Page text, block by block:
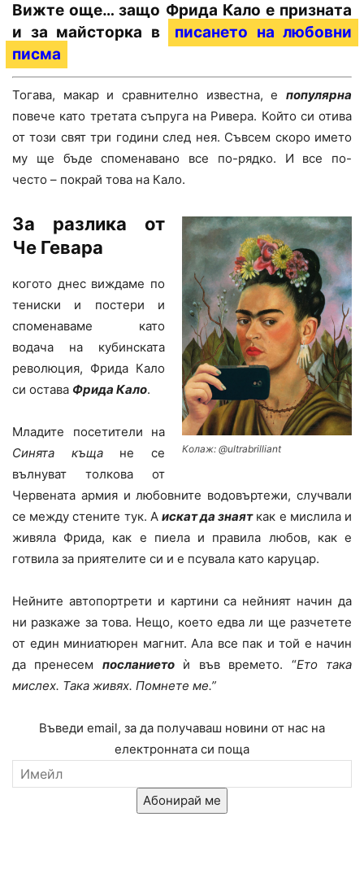
Вижте още… защо Фрида Кало е призната
и за майсторка в
писането на любовни
писма
Тогава, макар и сравнително известна, е популярна
повече като третата съпруга на Ривера. Който си отива
от този свят три години след нея. Съвсем скоро името
му ще бъде споменавано все по-рядко. И все по-
често – покрай това на Кало.
Колаж: @ultrabrilliant
За разлика от
Че Гевара
когото днес виждаме по
тениски и постери и
споменаваме като
водача на кубинската
революция, Фрида Кало
си остава Фрида Кало.
Младите посетители на
Синята къщане се
вълнуват толкова от
Червената армия и любовните водовъртежи, случвали
се между стените тук. А искат да знаяткак е мислила и
живяла Фрида, как е пиела и правила любов, как е
готвила за приятелите си и е псувала като каруцар.
Нейните автопортрети и картини са нейният начин да
ни разкаже за това. Нещо, което едва ли ще разчетете
от един миниатюрен магнит. Ала все пак и той е начин
да пренесем посланиетоѝ във времето. “Ето така
мислех. Така живях. Помнете ме.”
Въведи email, за да получаваш новини от нас на
електронната си поща
Абонирай ме